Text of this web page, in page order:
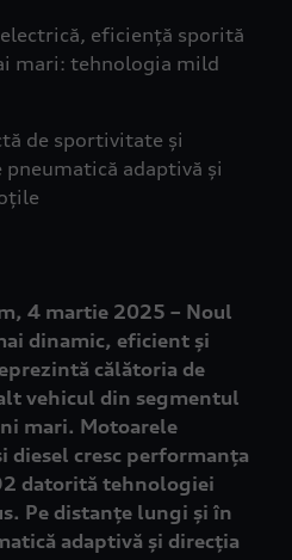
eficiență sporită
mari: tehnologia mild
de sportivitate și
adaptivă și
4 martie 2025 – Noul
dinamic, eficient și
călătoria de
vehicul din segmentul
mari. Motoarele
diesel cresc performanța
datorită tehnologiei
Pe distanțe lungi și în
adaptivă și direcția